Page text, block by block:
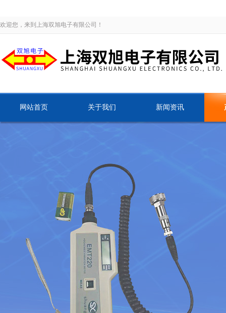
欢迎您，来到上海双旭电子有限公司！
网站首页 关于我们 新闻资讯